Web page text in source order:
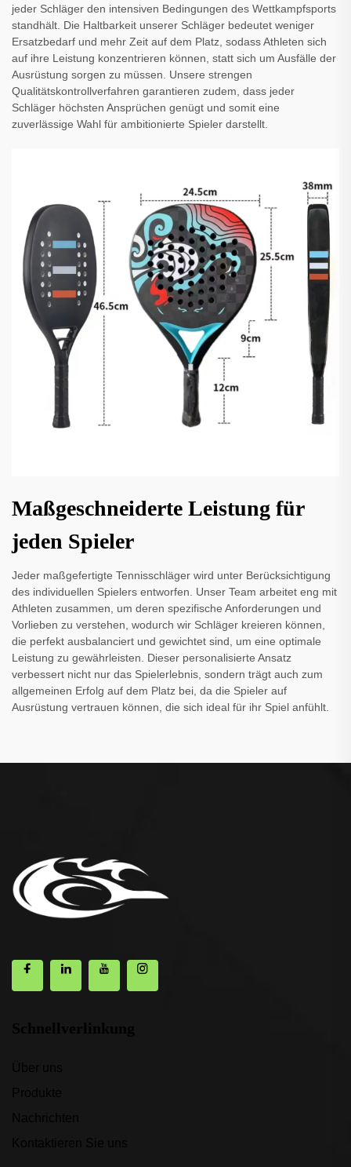
jeder Schläger den intensiven Bedingungen des Wettkampfsports
standhält. Die Haltbarkeit unserer Schläger bedeutet weniger
Ersatzbedarf und mehr Zeit auf dem Platz, sodass Athleten sich
auf ihre Leistung konzentrieren können, statt sich um Ausfälle der
Ausrüstung sorgen zu müssen. Unsere strengen
Qualitätskontrollverfahren garantieren zudem, dass jeder
Schläger höchsten Ansprüchen genügt und somit eine
zuverlässige Wahl für ambitionierte Spieler darstellt.
Maßgeschneiderte Leistung für
jeden Spieler
Jeder maßgefertigte Tennisschläger wird unter Berücksichtigung
des individuellen Spielers entworfen. Unser Team arbeitet eng mit
Athleten zusammen, um deren spezifische Anforderungen und
Vorlieben zu verstehen, wodurch wir Schläger kreieren können,
die perfekt ausbalanciert und gewichtet sind, um eine optimale
Leistung zu gewährleisten. Dieser personalisierte Ansatz
verbessert nicht nur das Spielerlebnis, sondern trägt auch zum
allgemeinen Erfolg auf dem Platz bei, da die Spieler auf
Ausrüstung vertrauen können, die sich ideal für ihr Spiel anfühlt.